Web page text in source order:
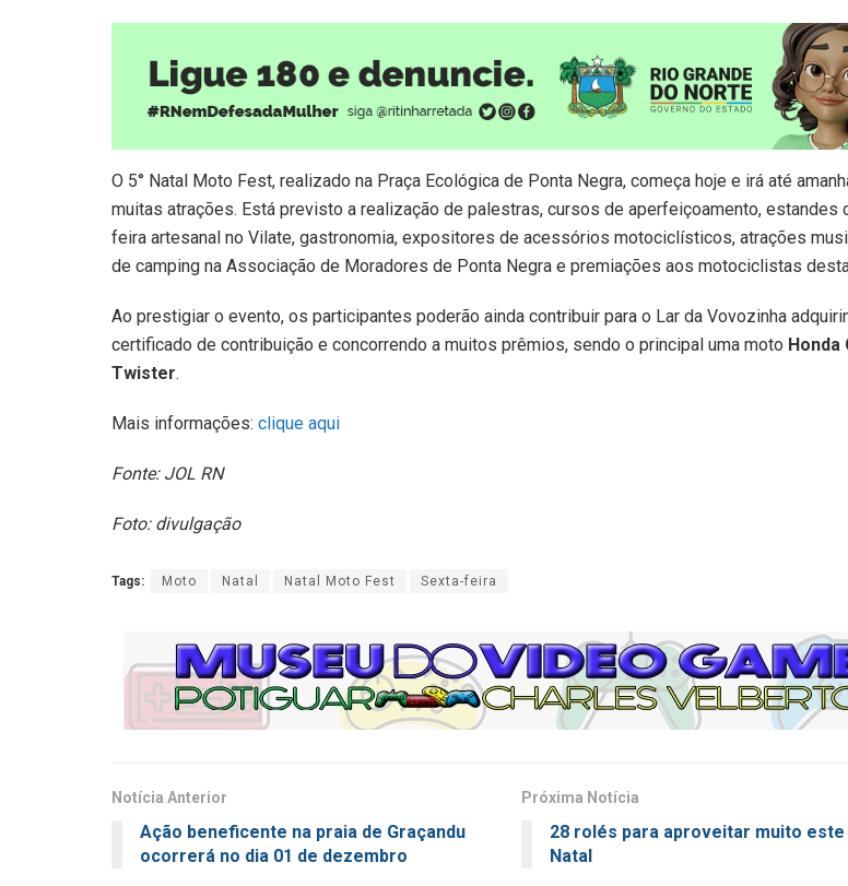
O 5° Natal Moto Fest, realizado na Praça Ecológica de Ponta Negra, começa hoje e irá até
muitas atrações. Está previsto a realização de palestras, cursos de aperfeiçoamento, estandes
feira artesanal no Vilate, gastronomia, expositores de acessórios motociclísticos, atrações
de camping na Associação de Moradores de Ponta Negra e premiações aos motociclistas
Ao prestigiar o evento, os participantes poderão ainda contribuir para o Lar da Vovozinha
certificado de contribuição e concorrendo a muitos prêmios, sendo o principal uma moto Honda
Twister.
Mais informações: clique aqui
Fonte: JOL RN
Foto: divulgação
Tags: Moto Natal Natal Moto Fest Sexta-feira
Notícia Anterior
Ação beneficente na praia de Graçandu
ocorrerá no dia 01 de dezembro
Próxima Notícia
28 rolés para aproveitar muito este
Natal